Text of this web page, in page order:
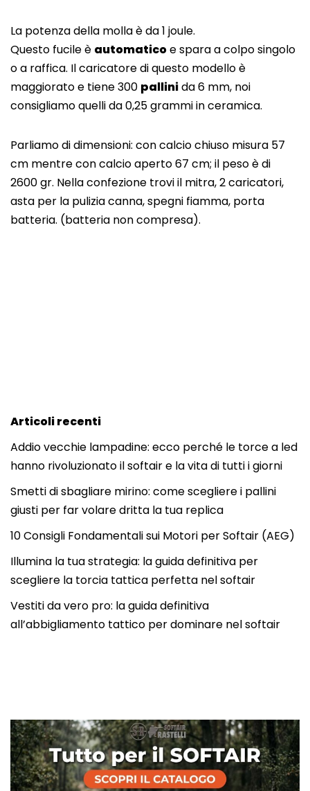
La potenza della molla è da 1 joule.
Questo fucile è automaticoe spara a colpo singolo
o a raffica. Il caricatore di questo modello è
maggiorato e tiene 300 pallinida 6 mm, noi
consigliamo quelli da 0,25 grammi in ceramica.
Parliamo di dimensioni: con calcio chiuso misura 57
cm mentre con calcio aperto 67 cm; il peso è di
2600 gr. Nella confezione trovi il mitra, 2 caricatori,
asta per la pulizia canna, spegni fiamma, porta
batteria. (batteria non compresa).
Articoli recenti
Addio vecchie lampadine: ecco perché le torce a led
hanno rivoluzionato il softair e la vita di tutti i giorni
Smetti di sbagliare mirino: come scegliere i pallini
giusti per far volare dritta la tua replica
10 Consigli Fondamentali sui Motori per Softair (AEG)
Illumina la tua strategia: la guida definitiva per
scegliere la torcia tattica perfetta nel softair
Vestiti da vero pro: la guida definitiva
all’abbigliamento tattico per dominare nel softair